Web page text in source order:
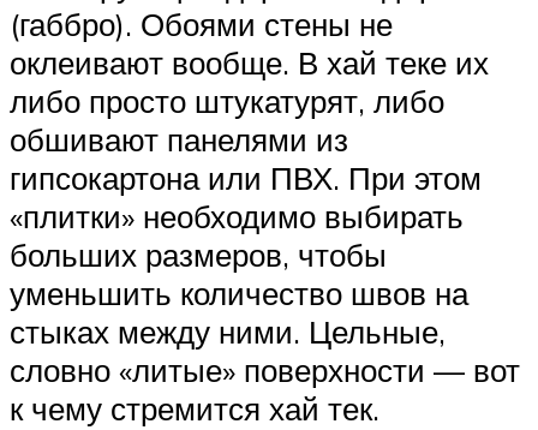
(габбро). Обоями стены не
оклеивают вообще. В хай теке их
либо просто штукатурят, либо
обшивают панелями из
гипсокартона или ПВХ. При этом
«плитки» необходимо выбирать
больших размеров, чтобы
уменьшить количество швов на
стыках между ними. Цельные,
словно «литые» поверхности — вот
к чему стремится хай тек.